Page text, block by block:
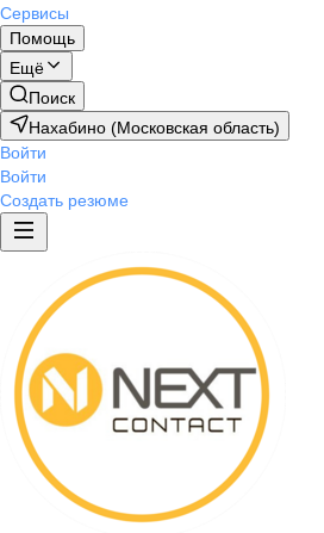
Сервисы
Помощь
Ещё
Поиск
Нахабино (Московская область)
Войти
Войти
Создать резюме